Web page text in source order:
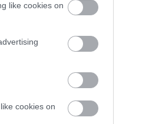
like cookies on
cookies on